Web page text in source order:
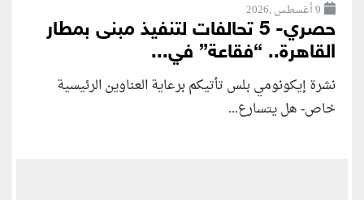
9 أغسطس ,2026
حصري- 5 تحالفات لتنفيذ مبنى بمطار
القاهرة.. “فقاعة” في...
نشرة إيكونومي بلس تأتيكم برعاية العناوين الرئيسية
خاص- هل يتسارع...